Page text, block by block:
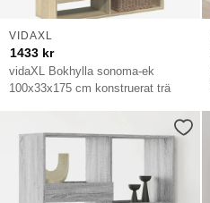
vidaXL Bokhylla sonoma-ek
100x33x175 cm konstruerat trä
VIDAXL
1433 kr